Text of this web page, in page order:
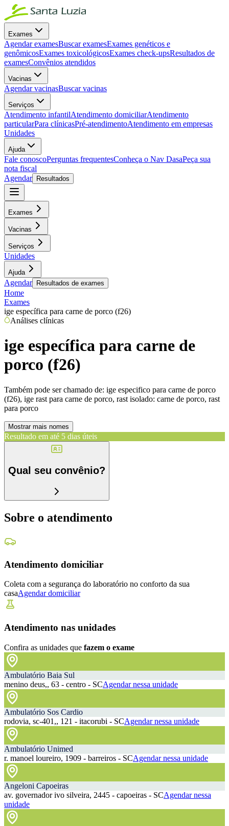
Exames
Agendar examesBuscar examesExames genéticos e
genômicosExames toxicológicosExames check-upsResultados de
examesConvênios atendidos
Vacinas
Agendar vacinasBuscar vacinas
Serviços
Atendimento infantilAtendimento domiciliarAtendimento
particularPara clínicasPré-atendimentoAtendimento em empresas
Unidades
Ajuda
Fale conoscoPerguntas frequentesConheça o Nav DasaPeça sua
nota fiscal
Agendar
Resultados
Exames
Vacinas
Serviços
Unidades
Ajuda
Agendar Resultados de exames
Home
Exames
ige específica para carne de porco (f26)
Análises clínicas
ige específica para carne de
porco (f26)
Também pode ser chamado de: ige especifico para carne de porco
(f26), ige rast para carne de porco, rast isolado: carne de porco, rast
para porco
Mostrar mais nomes
Resultado em até 5 dias úteis
Qual seu convênio?
Sobre o atendimento
Atendimento domiciliar
Coleta com a segurança do laboratório no conforto da sua
casaAgendar domiciliar
Atendimento nas unidades
Confira as unidades que fazem o exame
Ambulatório Baia Sul
menino deus,, 63 - centro - SCAgendar nessa unidade
Ambulatório Sos Cardio
rodovia, sc-401,, 121 - itacorubi - SCAgendar nessa unidade
Ambulatório Unimed
r. manoel loureiro, 1909 - barreiros - SCAgendar nessa unidade
Angeloni Capoeiras
av. governador ivo silveira, 2445 - capoeiras - SCAgendar nessa
unidade